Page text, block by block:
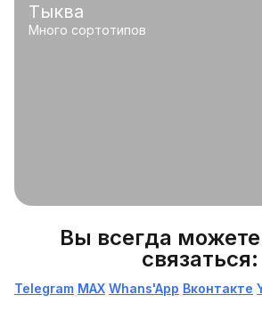
Тыква
Много сортотипов
Вы всегда
связаться:
Telegram МАХ Whans'App Вконтакте